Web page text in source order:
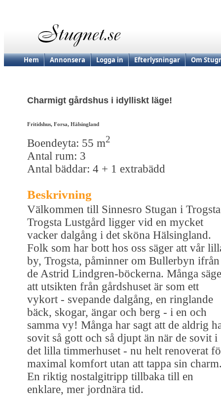
Hem Annonsera Logga in Efterlysningar Om
Charmigt gårdshus i idylliskt läge!
Fritidshus, Forsa, Hälsingland
Boendeyta: 55 m2
Antal rum: 3
Antal bäddar: 4 + 1 extrabädd
Beskrivning
Välkommen till Sinnesro Stugan i
Trogsta Lustgård ligger vid en mycket
vacker dalgång i det sköna Hälsingland.
Folk som har bott hos oss säger att vår
by, Trogsta, påminner om Bullerbyn ifrån
de Astrid Lindgren-böckerna. Många
att utsikten från gårdshuset är som ett
vykort - svepande dalgång, en ringlande
bäck, skogar, ängar och berg - i en och
samma vy! Många har sagt att de aldrig
sovit så gott och så djupt än när de sovit i
det lilla timmerhuset - nu helt renoverat
maximal komfort utan att tappa sin
En riktig nostalgitripp tillbaka till en
enklare, mer jordnära tid.